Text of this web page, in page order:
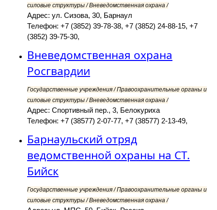
силовые структуры / Вневедомственная охрана /
Адрес: ул. Сизова, 30, Барнаул
Телефон: +7 (3852) 39-78-38, +7 (3852) 24-88-15, +7
(3852) 39-75-30,
Вневедомственная охрана
Росгвардии
Государственные учреждения / Правоохранительные органы и
силовые структуры / Вневедомственная охрана /
Адрес: Спортивный пер., 3, Белокуриха
Телефон: +7 (38577) 2-07-77, +7 (38577) 2-13-49,
Барнаульский отряд
ведомственной охраны на СТ.
Бийск
Государственные учреждения / Правоохранительные органы и
силовые структуры / Вневедомственная охрана /